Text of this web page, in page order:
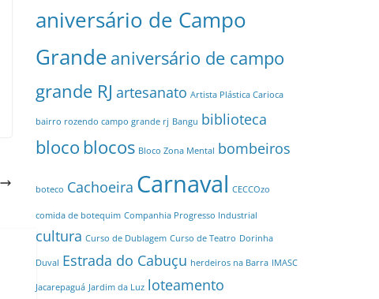
aniversário de Campo
Grandeaniversário de campo
grande RJ artesanato Artista Plástica Carioca
bairro rozendo campo grande rj Bangu biblioteca
blocoblocos Bloco Zona Mental bombeiros
boteco Cachoeira Carnaval CECCOzo
comida de botequim Companhia Progresso Industrial
cultura Curso de Dublagem Curso de Teatro Dorinha
Duval Estrada do Cabuçu herdeiros na Barra IMASC
Jacarepaguá Jardim da Luz loteamento